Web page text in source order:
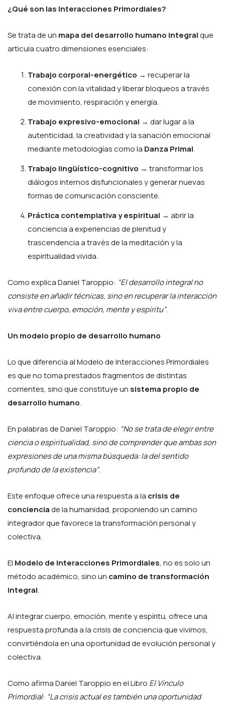
¿Qué son las Interacciones Primordiales?
Se trata de un mapa del desarrollo humano integralque
articula cuatro dimensiones esenciales:
Trabajo corporal-energético → recuperar la
conexión con la vitalidad y liberar bloqueos a través
de movimiento, respiración y energía.
Trabajo expresivo-emocional → dar lugar a la
autenticidad, la creatividad y la sanación emocional
mediante metodologías como la Danza Primal.
Trabajo lingüístico-cognitivo → transformar los
diálogos internos disfuncionales y generar nuevas
formas de comunicación consciente.
Práctica contemplativa y espiritual → abrir la
conciencia a experiencias de plenitud y
trascendencia a través de la meditación y la
espiritualidad vivida.
Como explica Daniel Taroppio: “El desarrollo integral no
consiste en añadir técnicas, sino en recuperar la interacción
viva entre cuerpo, emoción, mente y espíritu”.
Un modelo propio de desarrollo humano
Lo que diferencia al Modelo de Interacciones Primordiales
es que no toma prestados fragmentos de distintas
corrientes, sino que constituye un sistema propio de
desarrollo humano.
En palabras de Daniel Taroppio: “No se trata de elegir entre
ciencia o espiritualidad, sino de comprender que ambas son
expresiones de una misma búsqueda: la del sentido
profundo de la existencia”.
Este enfoque ofrece una respuesta a la crisis de
concienciade la humanidad, proponiendo un camino
integrador que favorece la transformación personal y
colectiva.
El Modelo de Interacciones Primordiales, no es solo un
método académico, sino un camino de transformación
integral.
Al integrar cuerpo, emoción, mente y espíritu, ofrece una
respuesta profunda a la crisis de conciencia que vivimos,
convirtiéndola en una oportunidad de evolución personal y
colectiva.
Como afirma Daniel Taroppio en el Libro El Vínculo
Primordial: “La crisis actual es también una oportunidad